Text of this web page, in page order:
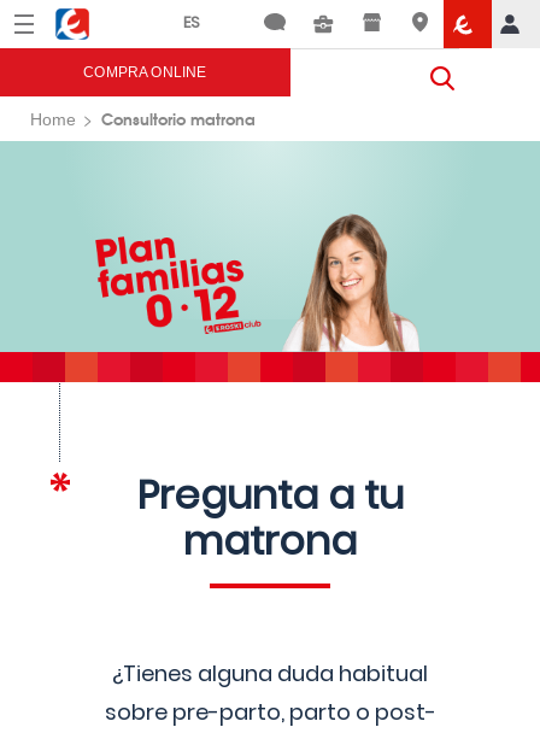
Menú Eroski
COMPRA ONLINE
Home Consultorio matrona
Pregunta a tu
matrona
¿Tienes alguna duda habitual
sobre pre-parto, parto o post-